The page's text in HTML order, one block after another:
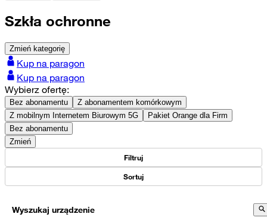
Szkła ochronne
Zmień kategorię
Kup na paragon
Kup na paragon
Wybierz ofertę:
Bez abonamentu
Z abonamentem komórkowym
Z mobilnym Internetem Biurowym 5G
Pakiet Orange dla Firm
Bez abonamentu
Zmień
Filtruj
Sortuj
Wyszukaj urządzenie